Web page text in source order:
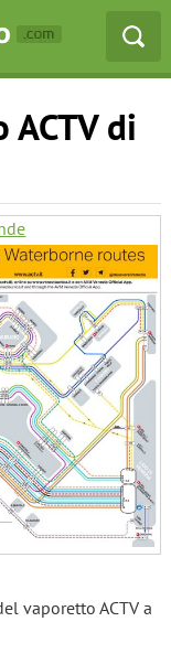
di
vaporetto ACTV a